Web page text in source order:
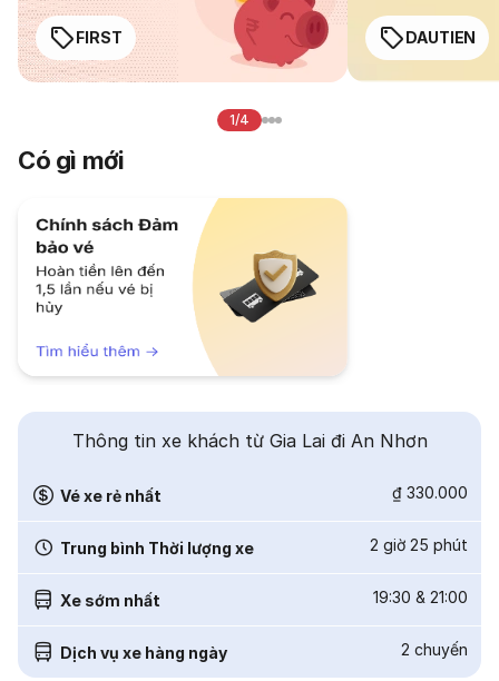
FIRST DAUTIEN
1/4
Có gì mới
Thông tin xe khách từ Gia Lai đi An Nhơn
Vé xe rẻ nhất ₫ 330.000
Trung bình Thời lượng xe 2 giờ 25 phút
Xe sớm nhất 19:30 & 21:00
Dịch vụ xe hàng ngày 2 chuyến